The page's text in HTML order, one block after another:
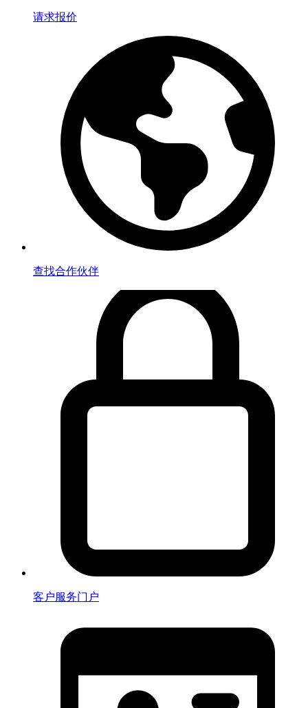
请求报价
查找合作伙伴
客户服务门户